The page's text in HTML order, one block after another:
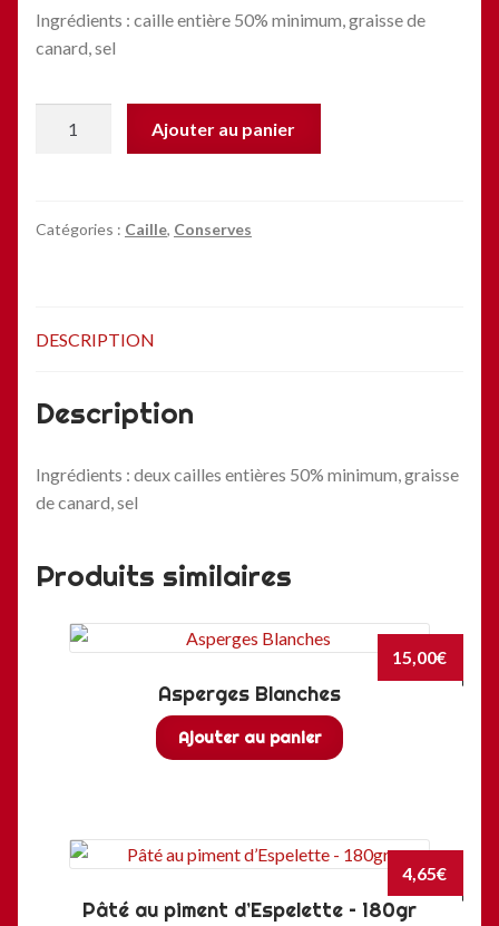
Ingrédients : caille entière 50% minimum, graisse de
canard, sel
-
Ajouter au panier
Catégories : Caille, Conserves
DESCRIPTION
Description
Ingrédients : deux cailles entières 50% minimum, graisse
de canard, sel
Produits similaires
Asperges Blanches
15,00€
Ajouter au panier
Pâté au piment d’Espelette – 180gr
4,65€